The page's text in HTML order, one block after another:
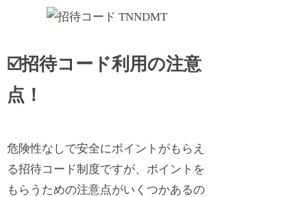
☑️招待コード利用の注意
点！
危険性なしで安全にポイントがもらえ
る招待コード制度ですが、ポイントを
もらうための注意点がいくつかあるの